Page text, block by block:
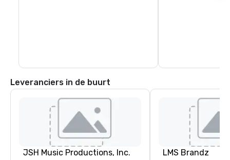
Leveranciers in de buurt
JSH Music Productions, Inc. LMS Brandz